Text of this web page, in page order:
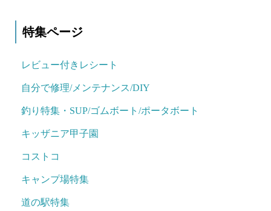
特集ページ
レビュー付きレシート
自分で修理/メンテナンス/DIY
釣り特集・SUP/ゴムボート/ポータボート
キッザニア甲子園
コストコ
キャンプ場特集
道の駅特集